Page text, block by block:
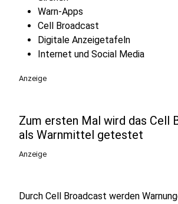
Warn-Apps
Cell Broadcast
Digitale Anzeigetafeln
Internet und Social Media
Anzeige
Zum ersten Mal wird das Cell
als Warnmittel getestet
Anzeige
Durch Cell Broadcast werden